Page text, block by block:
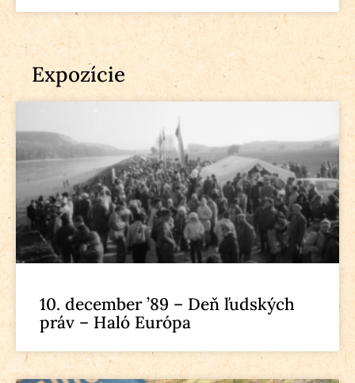
Expozície
10. december ’89 – Deň ľudských
práv – Haló Európa